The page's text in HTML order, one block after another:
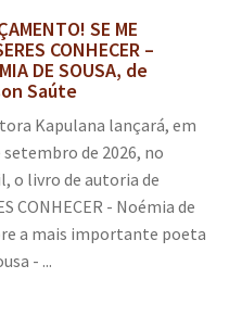
SE ME
CONHECER –
DE SOUSA, de
Saúte
Kapulana lançará, em
setembro de 2026, no
o livro de autoria de
CONHECER - Noémia de
a mais importante poeta
- ...